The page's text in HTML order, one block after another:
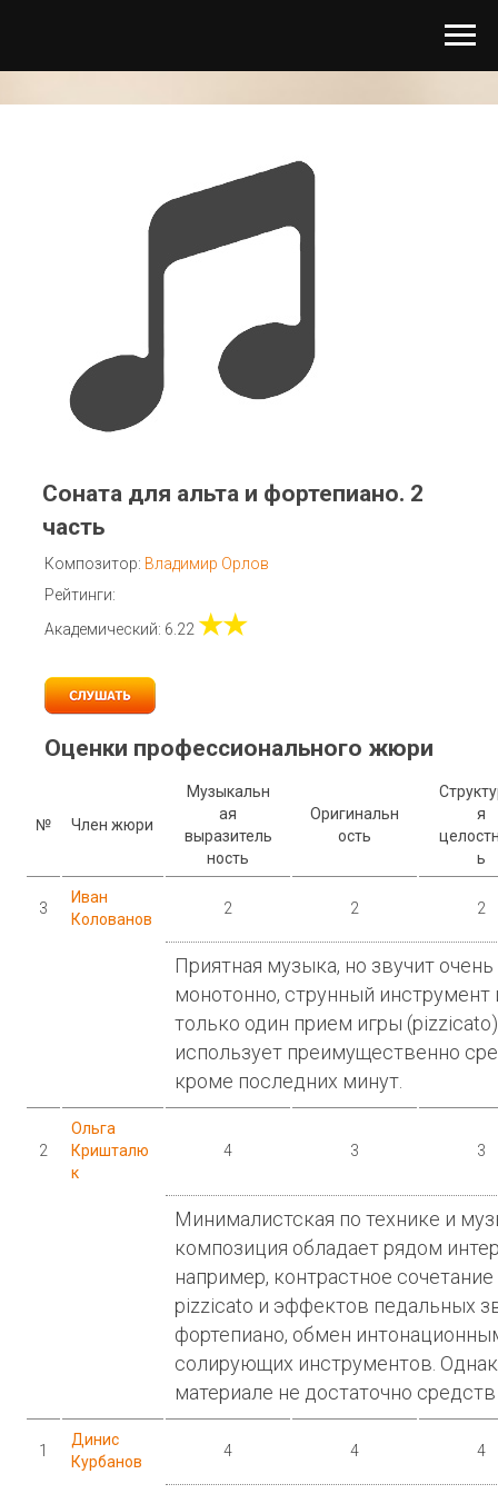
Соната для альта и фортепиано. 2
часть
Композитор: Владимир Орлов
Рейтинги:
Академический: 6.22 ★★
Оценки профессионального жюри
№ Член жюри
Музыкальн
ая
выразитель
ность
Оригинальн
ость
я
ь
3
Иван
Колованов
2 2 2
Приятная музыка, но звучит
монотонно, струнный инструмент
только один прием игры
использует преимущественно
кроме последних минут.
2
Ольга
Кришталю
к
4 3 3
Минималистская по технике и
композиция обладает рядом
например, контрастное
pizzicato и эффектов педальных
фортепиано, обмен
солирующих инструментов.
материале не достаточно
1
Динис
Курбанов
4 4 4